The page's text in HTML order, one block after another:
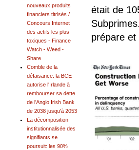
était de
prépare
nouveaux produits
financiers titrisés /
Concours Internet
des actifs les plus
toxiques - Finance
Watch - Weed -
Share
Comble de la
défaisance: la BCE
autorise l'Irlande à
rembourser sa dette
de l'Anglo Irish Bank
de 2038 jusqu'à 2053
La décomposition
institutionnalisée des
signifiants se
poursuit: les 90%